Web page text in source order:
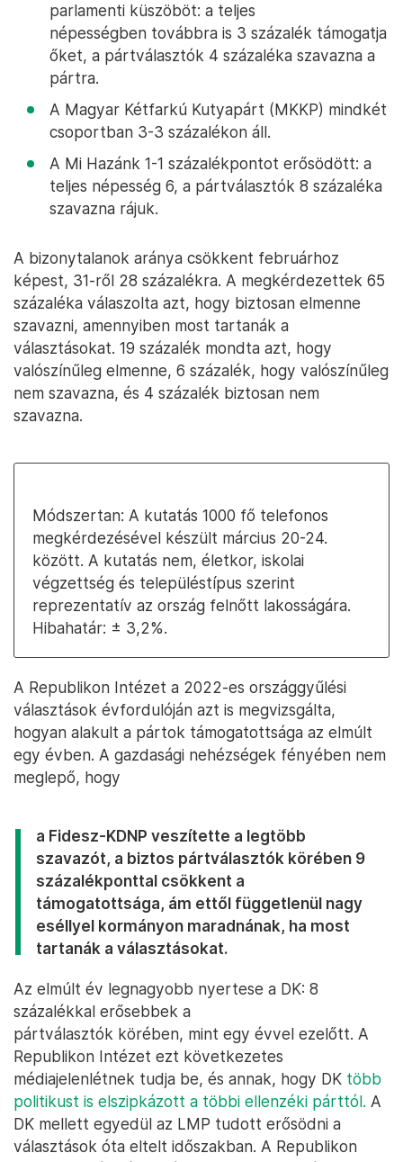
parlamenti küszöböt: a teljes
népességben továbbra is 3 százalék támogatja
őket, a pártválasztók 4 százaléka szavazna a
pártra.
A Magyar Kétfarkú Kutyapárt (MKKP) mindkét
csoportban 3-3 százalékon áll.
A Mi Hazánk 1-1 százalékpontot erősödött: a
teljes népesség 6, a pártválasztók 8 százaléka
szavazna rájuk.
A bizonytalanok aránya csökkent februárhoz
képest, 31-ről 28 százalékra. A megkérdezettek 65
százaléka válaszolta azt, hogy biztosan elmenne
szavazni, amennyiben most tartanák a
választásokat. 19 százalék mondta azt, hogy
valószínűleg elmenne, 6 százalék, hogy valószínűleg
nem szavazna, és 4 százalék biztosan nem
szavazna.
Módszertan: A kutatás 1000 fő telefonos
megkérdezésével készült március 20-24.
között. A kutatás nem, életkor, iskolai
végzettség és településtípus szerint
reprezentatív az ország felnőtt lakosságára.
Hibahatár: ± 3,2%.
A Republikon Intézet a 2022-es országgyűlési
választások évfordulóján azt is megvizsgálta,
hogyan alakult a pártok támogatottsága az elmúlt
egy évben. A gazdasági nehézségek fényében nem
meglepő, hogy
a Fidesz-KDNP veszítette a legtöbb
szavazót, a biztos pártválasztók körében 9
százalékponttal csökkent a
támogatottsága, ám ettől függetlenül nagy
eséllyel kormányon maradnának, ha most
tartanák a választásokat.
Az elmúlt év legnagyobb nyertese a DK: 8
százalékkal erősebbek a
pártválasztók körében, mint egy évvel ezelőtt. A
Republikon Intézet ezt következetes
médiajelenlétnek tudja be, és annak, hogy DK több
politikust is elszipkázott a többi ellenzéki párttól. A
DK mellett egyedül az LMP tudott erősödni a
választások óta eltelt időszakban. A Republikon